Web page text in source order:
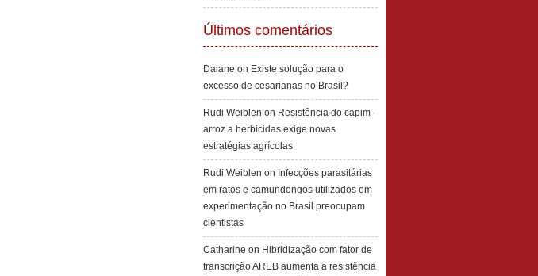
Últimos comentários
Daiane on Existe solução para o
excesso de cesarianas no Brasil?
Rudi Weiblen on Resistência do capim-
arroz a herbicidas exige novas
estratégias agrícolas
Rudi Weiblen on Infecções parasitárias
em ratos e camundongos utilizados em
experimentação no Brasil preocupam
cientistas
Catharine on Hibridização com fator de
transcrição AREB aumenta a resistência